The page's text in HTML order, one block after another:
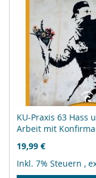
KU-Praxis 63 Hass
Arbeit mit
19,99 €
Inkl. 7% Steuern ,